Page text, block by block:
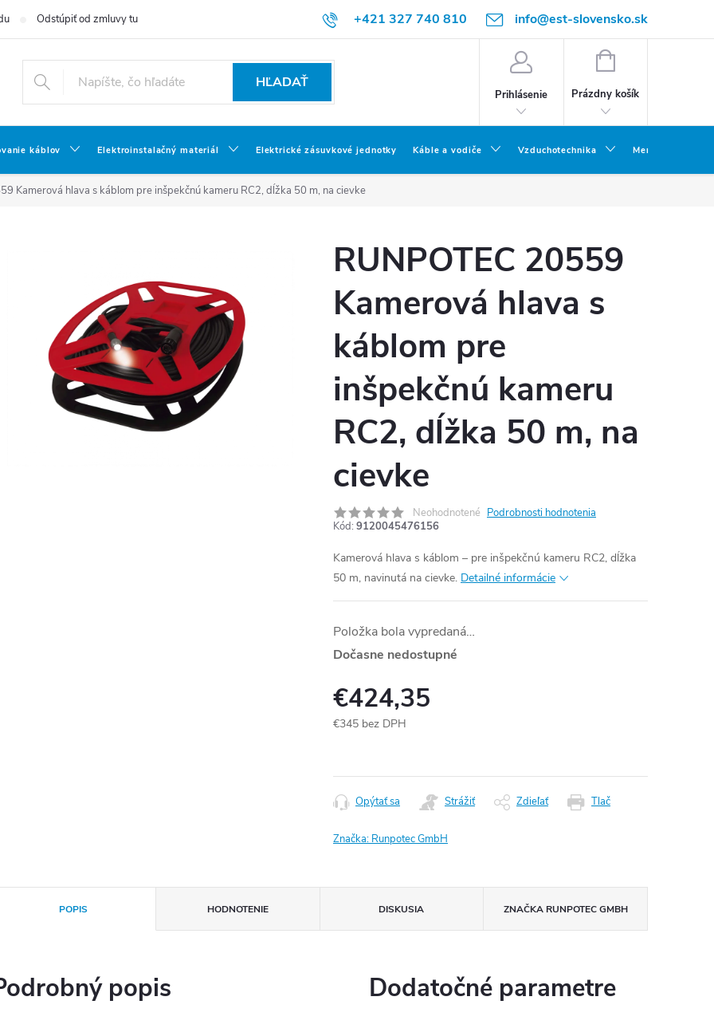
+421 327 740 810 info@est-slovensko.sk
Odstúpiť od zmluvy tu
HĽADAŤ
Prihlásenie
NÁKUPNÝ
Prázdny košík
káblov Elektroinstalačný materiál Elektrické zásuvkové jednotky Káble a vodiče Vzduchotechnika Meracia a
Kamerová hlava s káblom pre inšpekčnú kameru RC2, dĺžka 50 m, na cievke
RUNPOTEC 20559
Kamerová hlava s
káblom pre
inšpekčnú kameru
RC2, dĺžka 50 m, na
cievke
Neohodnotené Podrobnosti hodnotenia
Kód: 9120045476156
Kamerová hlava s káblom – pre inšpekčnú kameru RC2, dĺžka
50 m, navinutá na cievke. Detailné informácie
Položka bola vypredaná…
Dočasne nedostupné
€424,35
€345 bez DPH
Tlač
Opýtať sa Strážiť Zdieľať
Značka: Runpotec GmbH
POPIS HODNOTENIE DISKUSIA ZNAČKARUNPOTEC GMBH
popis Dodatočné parametre